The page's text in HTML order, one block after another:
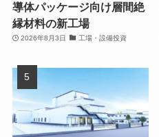
導体パッケージ向け層間絶
縁材料の新工場
2026年8月3日 工場・設備投資